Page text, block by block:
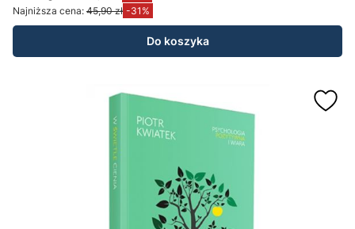
Najniższa cena: 45,90 zł -31%
Do koszyka